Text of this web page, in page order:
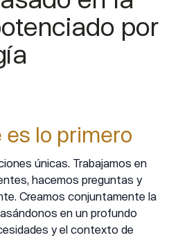
por
es lo primero
únicas. Trabajamos en
hacemos preguntas y
Creamos conjuntamente la
en un profundo
y el contexto de